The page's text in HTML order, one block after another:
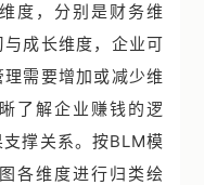
度，分别是财务维
成长维度，企业可
需要增加或减少维
了解企业赚钱的逻
撑关系。按BLM模
各维度进行归类绘